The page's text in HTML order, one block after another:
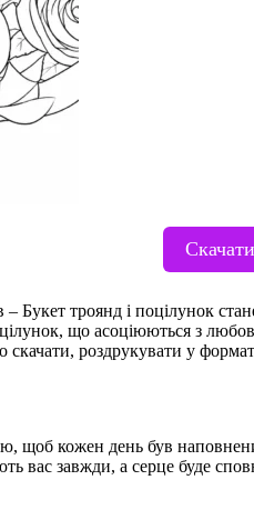
Букет троянд і поцілунок
що асоціюються з
роздрукувати у
щоб кожен день був
вас завжди, а серце буде